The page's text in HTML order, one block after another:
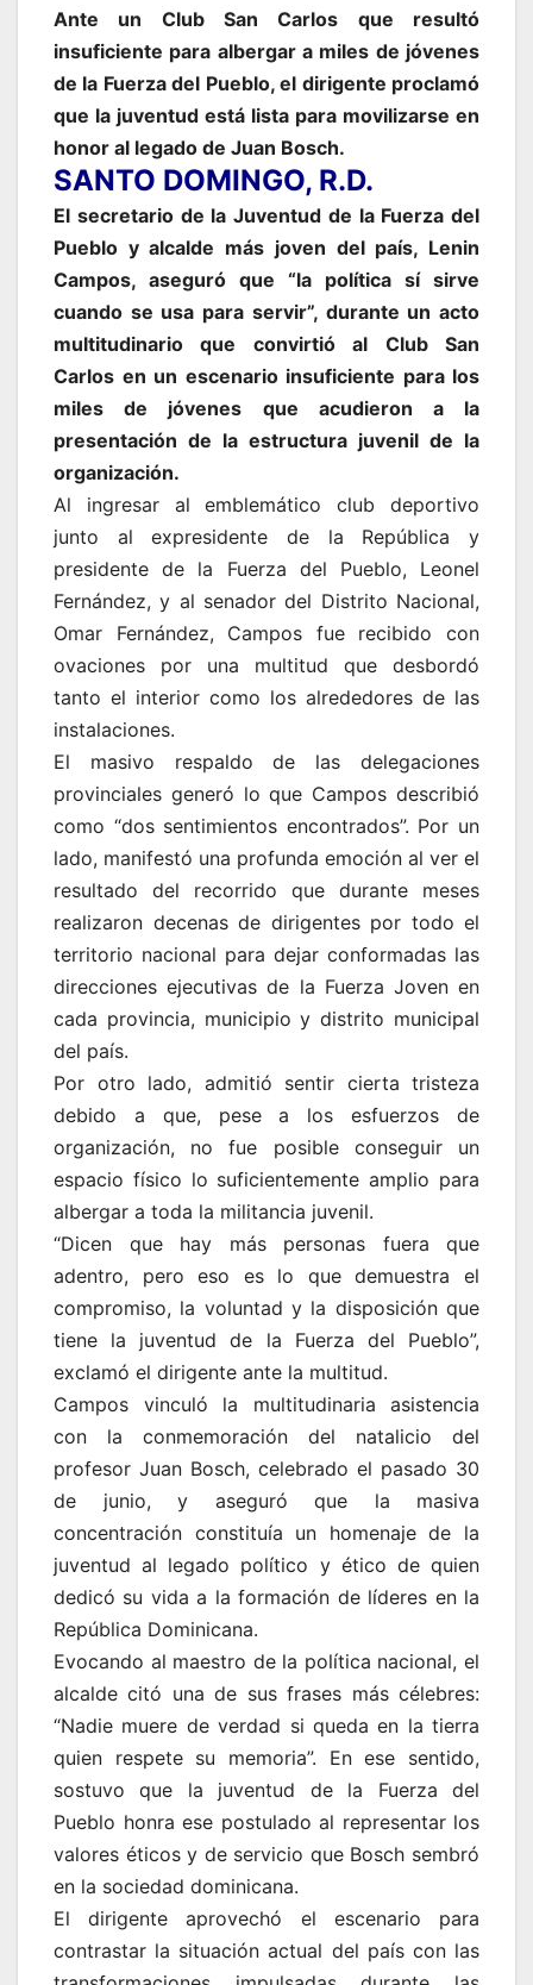
Ante un Club San Carlos que resultó
insuficiente para albergar a miles de jóvenes
de la Fuerza del Pueblo, el dirigente proclamó
que la juventud está lista para movilizarse en
honor al legado de Juan Bosch.
SANTO DOMINGO, R.D.
El secretario de la Juventud de la Fuerza del
Pueblo y alcalde más joven del país, Lenin
Campos, aseguró que “la política sí sirve
cuando se usa para servir”, durante un acto
multitudinario que convirtió al Club San
Carlos en un escenario insuficiente para los
miles de jóvenes que acudieron a la
presentación de la estructura juvenil de la
organización.
Al ingresar al emblemático club deportivo
junto al expresidente de la República y
presidente de la Fuerza del Pueblo, Leonel
Fernández, y al senador del Distrito Nacional,
Omar Fernández, Campos fue recibido con
ovaciones por una multitud que desbordó
tanto el interior como los alrededores de las
instalaciones.
El masivo respaldo de las delegaciones
provinciales generó lo que Campos describió
como “dos sentimientos encontrados”. Por un
lado, manifestó una profunda emoción al ver el
resultado del recorrido que durante meses
realizaron decenas de dirigentes por todo el
territorio nacional para dejar conformadas las
direcciones ejecutivas de la Fuerza Joven en
cada provincia, municipio y distrito municipal
del país.
Por otro lado, admitió sentir cierta tristeza
debido a que, pese a los esfuerzos de
organización, no fue posible conseguir un
espacio físico lo suficientemente amplio para
albergar a toda la militancia juvenil.
“Dicen que hay más personas fuera que
adentro, pero eso es lo que demuestra el
compromiso, la voluntad y la disposición que
tiene la juventud de la Fuerza del Pueblo”,
exclamó el dirigente ante la multitud.
Campos vinculó la multitudinaria asistencia
con la conmemoración del natalicio del
profesor Juan Bosch, celebrado el pasado 30
de junio, y aseguró que la masiva
concentración constituía un homenaje de la
juventud al legado político y ético de quien
dedicó su vida a la formación de líderes en la
República Dominicana.
Evocando al maestro de la política nacional, el
alcalde citó una de sus frases más célebres:
“Nadie muere de verdad si queda en la tierra
quien respete su memoria”. En ese sentido,
sostuvo que la juventud de la Fuerza del
Pueblo honra ese postulado al representar los
valores éticos y de servicio que Bosch sembró
en la sociedad dominicana.
El dirigente aprovechó el escenario para
contrastar la situación actual del país con las